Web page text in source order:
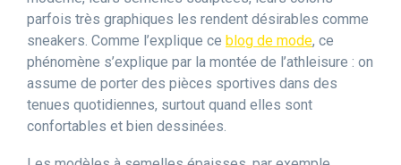
parfois très graphiques les rendent désirables comme
sneakers. Comme l’explique ce blog de mode, ce
phénomène s’explique par la montée de l’athleisure : on
assume de porter des pièces sportives dans des
tenues quotidiennes, surtout quand elles sont
confortables et bien dessinées.